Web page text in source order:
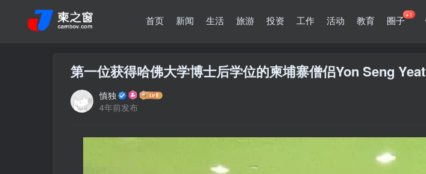
首页 新闻 生活 旅游 投资 工作 活动 教育 圈子+1
第一位获得哈佛大学博士后学位的柬埔寨僧侣Yon Seng Yeat
慎独
4年前发布